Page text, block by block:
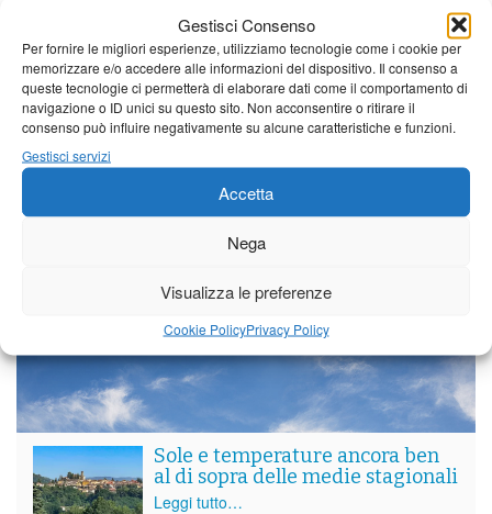
Gestisci Consenso
Per fornire le migliori esperienze, utilizziamo tecnologie come i cookie per
memorizzare e/o accedere alle informazioni del dispositivo. Il consenso a
queste tecnologie ci permetterà di elaborare dati come il comportamento di
navigazione o ID unici su questo sito. Non acconsentire o ritirare il
consenso può influire negativamente su alcune caratteristiche e funzioni.
Gestisci servizi
Accetta
Nega
Visualizza le preferenze
Cookie PolicyPrivacy Policy
Per le vie di Barga la solenne processione
dedicata al patrono
Vedi tutti i servizi
Sole e temperature ancora ben
al di sopra delle medie stagionali
Leggi tutto…